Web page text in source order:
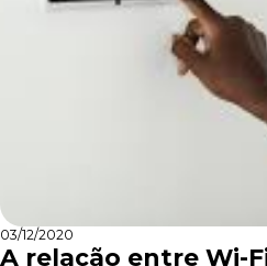
03/12/2020
A relação entre Wi-